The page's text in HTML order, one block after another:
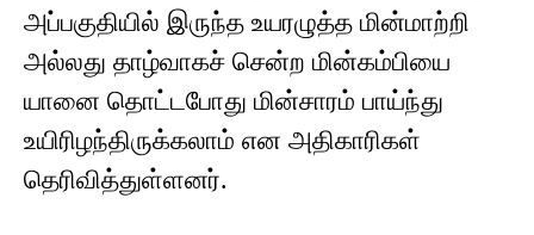
அப்பகுதியில் இருந்த உயரழுத்த மின்மாற்றி
அல்லது தாழ்வாகச் சென்ற மின்கம்பியை
யானை தொட்டபோது மின்சாரம் பாய்ந்து
உயிரிழந்திருக்கலாம் என அதிகாரிகள்
தெரிவித்துள்ளனர்.